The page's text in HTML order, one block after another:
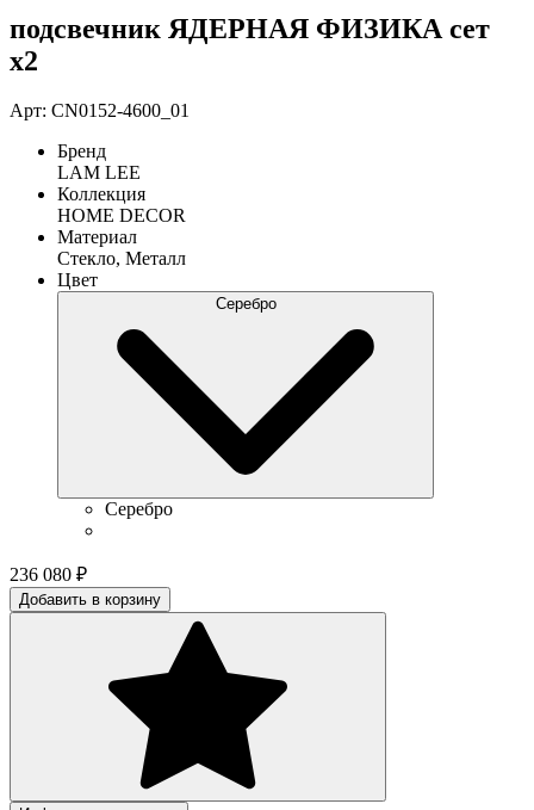
подсвечник ЯДЕРНАЯ ФИЗИКА сет
х2
Арт: CN0152-4600_01
Бренд
LAM LEE
Коллекция
HOME DECOR
Материал
Стекло, Металл
Цвет
Серебро
Серебро
236 080 ₽
Добавить в корзину